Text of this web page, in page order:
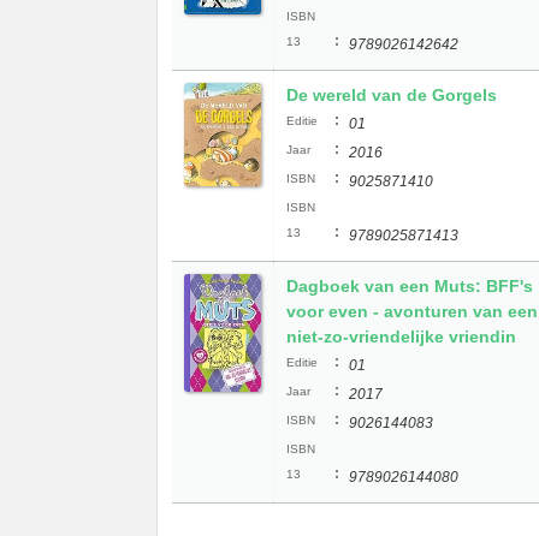
ISBN
13
: 9789026142642
De wereld van de Gorgels
Editie : 01
Jaar : 2016
ISBN : 9025871410
ISBN
13
: 9789025871413
Dagboek van een Muts: BFF's
voor even - avonturen van een
niet-zo-vriendelijke vriendin
Editie : 01
Jaar : 2017
ISBN : 9026144083
ISBN
13
: 9789026144080